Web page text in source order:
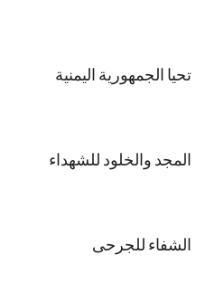
تحيا الجمهورية اليمنية
المجد والخلود للشهداء
الشفاء للجرحى